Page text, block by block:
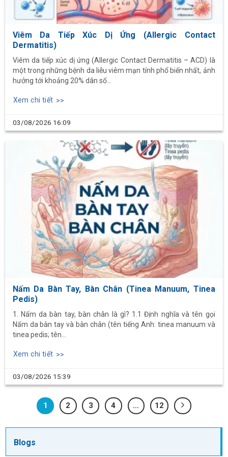
Blogs
Viêm Da Tiếp Xúc Dị Ứng (Allergic Contact
Dermatitis)
Viêm da tiếp xúc dị ứng (Allergic Contact Dermatitis – ACD) là
một trong những bệnh da liễu viêm mạn tính phổ biến nhất, ảnh
hưởng tới khoảng 20% dân số...
Xem chi tiết
03/08/2026 16:09
Nấm Da Bàn Tay, Bàn Chân (Tinea Manuum, Tinea
Pedis)
1. Nấm da bàn tay, bàn chân là gì? 1.1 Định nghĩa và tên gọi
Nấm da bàn tay và bàn chân (tên tiếng Anh: tinea manuum và
tinea pedis; tên...
Xem chi tiết
03/08/2026 15:39
1 2 3 4 … 12